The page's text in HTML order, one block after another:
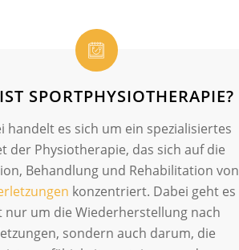
SPORTPHYSIOTHERAPIE?
handelt es sich um ein spezialisiertes
der Physiotherapie, das sich auf die
Behandlung und Rehabilitation von
konzentriert. Dabei geht es
nur um die Wiederherstellung nach
sondern auch darum, die